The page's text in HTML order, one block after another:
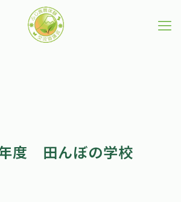
度 田んぼの学校